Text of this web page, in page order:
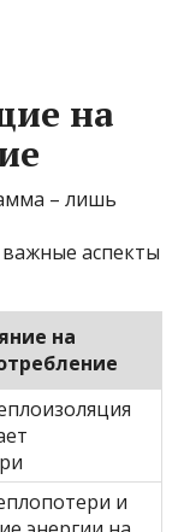
на
– лишь
аспекты
на
и